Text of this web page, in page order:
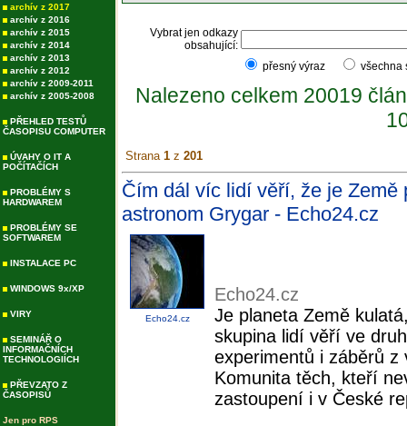
archív z 2017
archív z 2016
archív z 2015
archív z 2014
archív z 2013
archív z 2012
archív z 2009-2011
archív z 2005-2008
PŘEHLED TESTŮ
ČASOPISU COMPUTER
ÚVAHY O IT A
POČÍTAČÍCH
PROBLÉMY S
HARDWAREM
PROBLÉMY SE
SOFTWAREM
INSTALACE PC
WINDOWS 9x/XP
VIRY
SEMINÁŘ O
INFORMAČNÍCH
TECHNOLOGIÍCH
PŘEVZATO Z
ČASOPISŮ
Jen pro RPS
Vybrat jen odkazy
obsahující:
přesný výraz
Nalezeno celkem 20019
Strana 1 z 201
Čím dál víc lidí věří, že je Země
astronom Grygar - Echo24.cz
Echo24.cz
Echo24.cz
Je planeta Země
skupina lidí věří ve
experimentů i záběrů
Komunita těch, kteří
zastoupení i v České